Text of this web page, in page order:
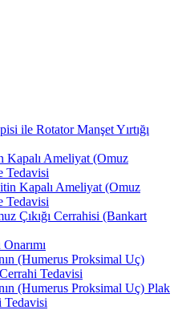
ile Rotator Manşet Yırtığı
Kapalı Ameliyat (Omuz
Tedavisi
Kapalı Ameliyat (Omuz
Tedavisi
Çıkığı Cerrahisi (Bankart
(Humerus Proksimal Uç)
Tedavisi
(Humerus Proksimal Uç) Plak
Tedavisi